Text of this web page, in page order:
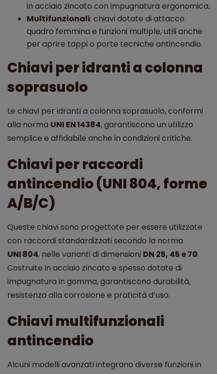
in acciaio zincato con impugnatura ergonomica.
Multifunzionali: chiavi dotate di attacco
quadro femmina e funzioni multiple, utili anche
per aprire tappi o porte tecniche antincendio.
Chiavi per idranti a colonna
soprasuolo
Le chiavi per idranti a colonna soprasuolo, conformi
alla norma UNI EN 14384, garantiscono un utilizzo
semplice e affidabile anche in condizioni critiche.
Chiavi per raccordi
antincendio (UNI 804, forme
A/B/C)
Queste chiavi sono progettate per essere utilizzate
con raccordi standardizzati secondo la norma
UNI 804, nelle varianti di dimensioni DN 25, 45 e 70.
Costruite in acciaio zincato e spesso dotate di
impugnatura in gomma, garantiscono durabilità,
resistenza alla corrosione e praticità d’uso.
Chiavi multifunzionali
antincendio
Alcuni modelli avanzati integrano diverse funzioni in